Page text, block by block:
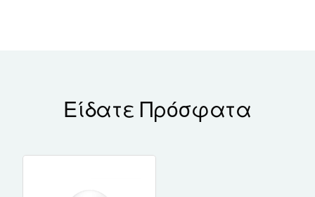
Είδατε Πρόσφατα